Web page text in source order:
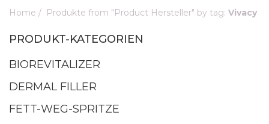
ZUM WARENKORB
WEITER EINKAUFEN
Home / Produkte from "Product Hersteller" by tag: Vivacy
PRODUKT-KATEGORIEN
BIOREVITALIZER
DERMAL FILLER
FETT-WEG-SPRITZE